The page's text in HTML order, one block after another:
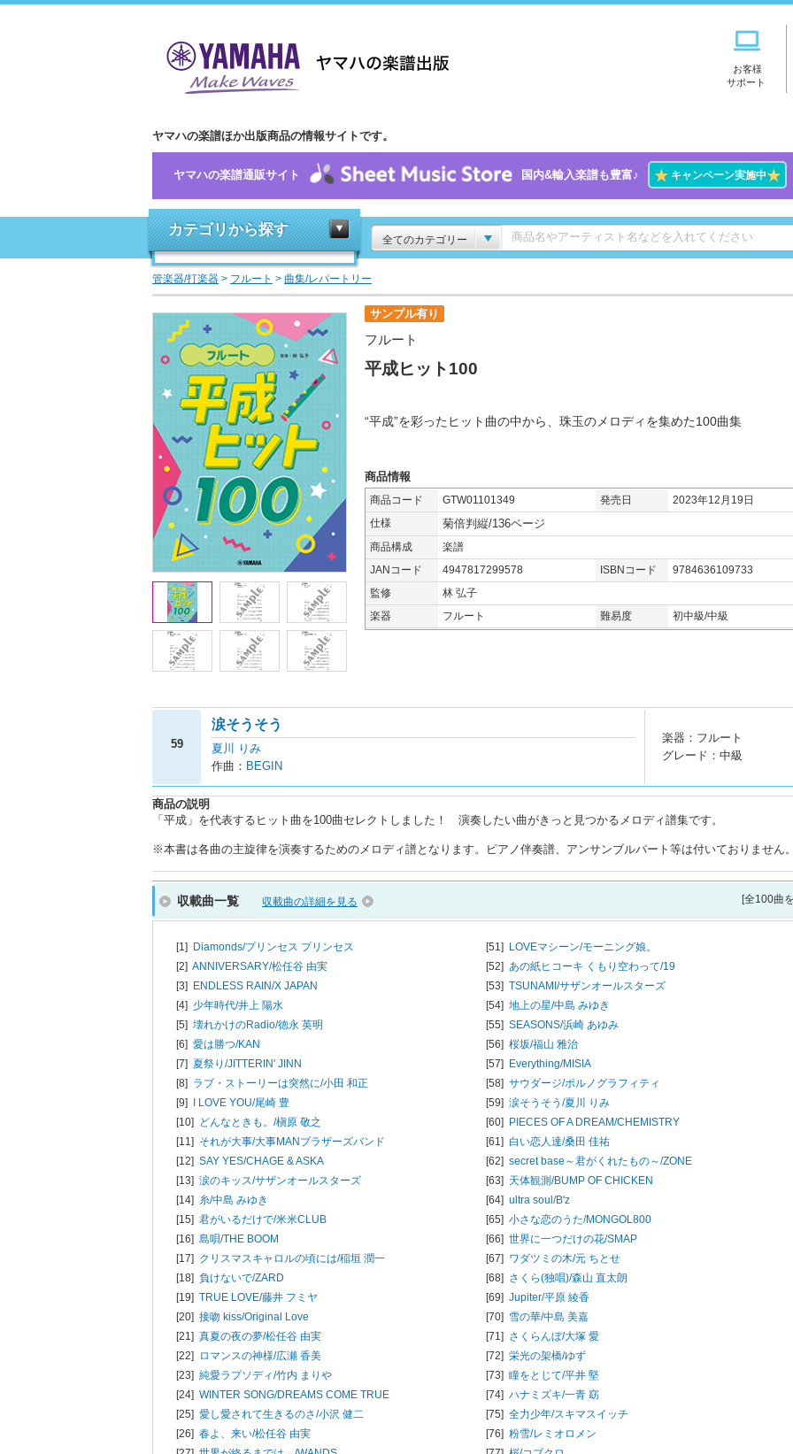
お客様
サポート
ヤマハの楽譜ほか出版商品の情報サイトです。
ヤマハの楽譜通販サイト 国内&輸入楽譜も豊富♪ ★キャンペーン実施中★
カテゴリから探す
全てのカテゴリー
管楽器/打楽器 > フルート > 曲集/レパートリー
サンプル有り
フルート
平成ヒット100
“平成”を彩ったヒット曲の中から、珠玉のメロディを集めた100曲集
商品情報
商品コード GTW01101349 発売日
2023年12月19日
仕様
菊倍判縦/136ページ
商品構成
楽譜
JANコード
4947817299578 ISBNコード
9784636109733
監修
林 弘子
楽器
フルート 難易度 初中級/中級
59
涙そうそう
夏川 りみ
作曲： BEGIN
楽器：フルート
グレード：中級
商品の説明
「平成」を代表するヒット曲を100曲セレクトしました！ 演奏したい曲がきっと見つかるメロディ譜集です。
※本書は各曲の主旋律を演奏するためのメロディ譜となります。ピアノ伴奏譜、アンサンブルパート等は付いておりません。
収載曲一覧 収載曲の詳細を見る [全100曲
[1] Diamonds/プリンセス プリンセス
[2] ANNIVERSARY/松任谷 由実
[3] ENDLESS RAIN/X JAPAN
[4] 少年時代/井上 陽水
[5] 壊れかけのRadio/徳永 英明
[6] 愛は勝つ/KAN
[7] 夏祭り/JITTERIN' JINN
[8] ラブ・ストーリーは突然に/小田 和正
[9] I LOVE YOU/尾崎 豊
[10] どんなときも。/槇原 敬之
[11] それが大事/大事MANブラザーズバンド
[12] SAY YES/CHAGE & ASKA
[13] 涙のキッス/サザンオールスターズ
[14] 糸/中島 みゆき
[15] 君がいるだけで/米米CLUB
[16] 島唄/THE BOOM
[17] クリスマスキャロルの頃には/稲垣 潤一
[18] 負けないで/ZARD
[19] TRUE LOVE/藤井 フミヤ
[20] 接吻 kiss/Original Love
[21] 真夏の夜の夢/松任谷 由実
[22] ロマンスの神様/広瀬 香美
[23] 純愛ラプソディ/竹内 まりや
[24] WINTER SONG/DREAMS COME TRUE
[25] 愛し愛されて生きるのさ/小沢 健二
[26] 春よ、来い/松任谷 由実
[51] LOVEマシーン/モーニング娘。
[52] あの紙ヒコーキ くもり空わって/19
[53] TSUNAMI/サザンオールスターズ
[54] 地上の星/中島 みゆき
[55] SEASONS/浜崎 あゆみ
[56] 桜坂/福山 雅治
[57] Everything/MISIA
[58] サウダージ/ポルノグラフィティ
[59] 涙そうそう/夏川 りみ
[60] PIECES OF A DREAM/CHEMISTRY
[61] 白い恋人達/桑田 佳祐
[62] secret base～君がくれたもの～/ZONE
[63] 天体観測/BUMP OF CHICKEN
[64] ultra soul/B'z
[65] 小さな恋のうた/MONGOL800
[66] 世界に一つだけの花/SMAP
[67] ワダツミの木/元 ちとせ
[68] さくら(独唱)/森山 直太朗
[69] Jupiter/平原 綾香
[70] 雪の華/中島 美嘉
[71] さくらんぼ/大塚 愛
[72] 栄光の架橋/ゆず
[73] 瞳をとじて/平井 堅
[74] ハナミズキ/一青 窈
[75] 全力少年/スキマスイッチ
[76] 粉雪/レミオロメン